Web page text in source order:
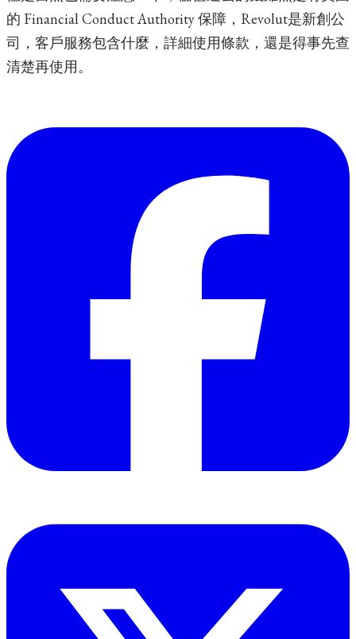
的 Financial Conduct Authority 保障，Revolut是新創公
司，客戶服務包含什麼，詳細使用條款，還是得事先查
清楚再使用。